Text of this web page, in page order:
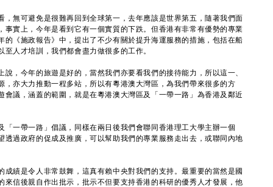
可避免是很難再回到全球第一，去年應該是世界第五，隨著我們面
實上，今年是看到它有一個實質的下跌。但香港有非常有優勢的專業
《施政報告》中，提出了不少有關於提升海運服務的措施，包括在船
人才培訓，我們都會盡力做很多的工作。
今年的旅遊是好的，當然我們亦要看我們的接待能力，所以這一、
，亦大力推動一程多站，所以有粵港澳大灣區，為我們帶來很多的方
議，涵蓋的範圍，就是在粵港澳大灣區及「一帶一路」為香港及鄰近
帶一路」倡議，同樣在兩日後我們會聯同香港理工大學主辦一個
過政府的促成及推廣，可以幫助我們的專業服務走出去，或聯同內地
是令人非常鼓舞，這真有賴中央對我們的支持。最重要的當然是國
信後親自作出批示，批示不但要支持香港的科研的優秀人才發展，他